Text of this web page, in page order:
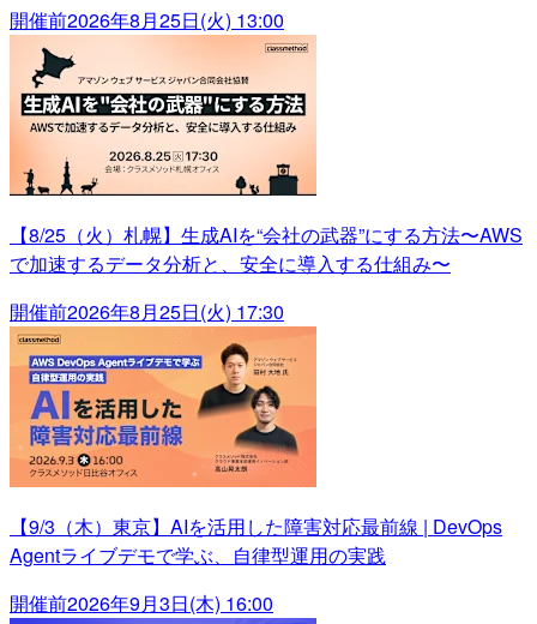
開催前2026年8月25日(火) 13:00
【8/25（火）札幌】生成AIを“会社の武器”にする方法〜AWS
で加速するデータ分析と、安全に導入する仕組み〜
開催前2026年8月25日(火) 17:30
【9/3（木）東京】AIを活用した障害対応最前線 | DevOps
Agentライブデモで学ぶ、自律型運用の実践
開催前2026年9月3日(木) 16:00